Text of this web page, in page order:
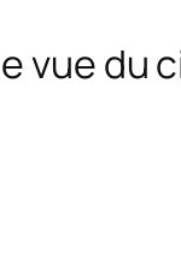
vue du